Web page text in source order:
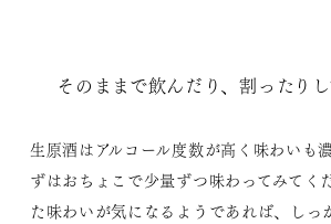
そのままで飲んだり、割ったり
生原酒はアルコール度数が高く味わいも
ずはおちょこで少量ずつ味わってみてく
た味わいが気になるようであれば、しっ